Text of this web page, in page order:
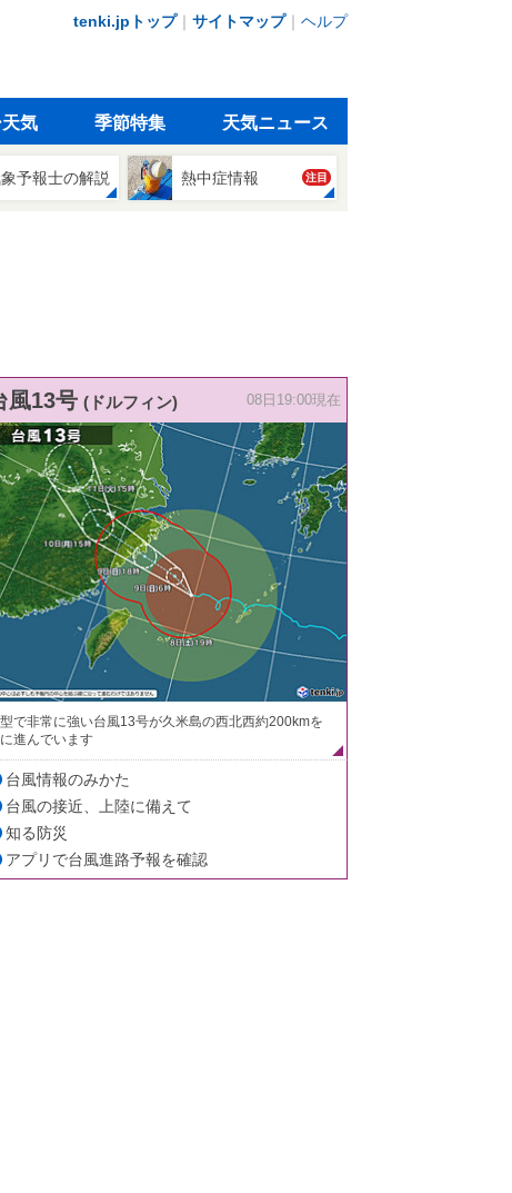
tenki.jpトップ｜ サイトマップ｜ ヘルプ
気 季節特集 天気ニュース
予報士の解説 熱中症情報 注目
風13号 (ドルフィン) 08日19:00現在
で非常に強い台風13号が久米島の西北西約200kmを
進んでいます
台風情報のみかた
台風の接近、上陸に備えて
知る防災
アプリで台風進路予報を確認